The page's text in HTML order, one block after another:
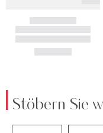
Stöbern Sie